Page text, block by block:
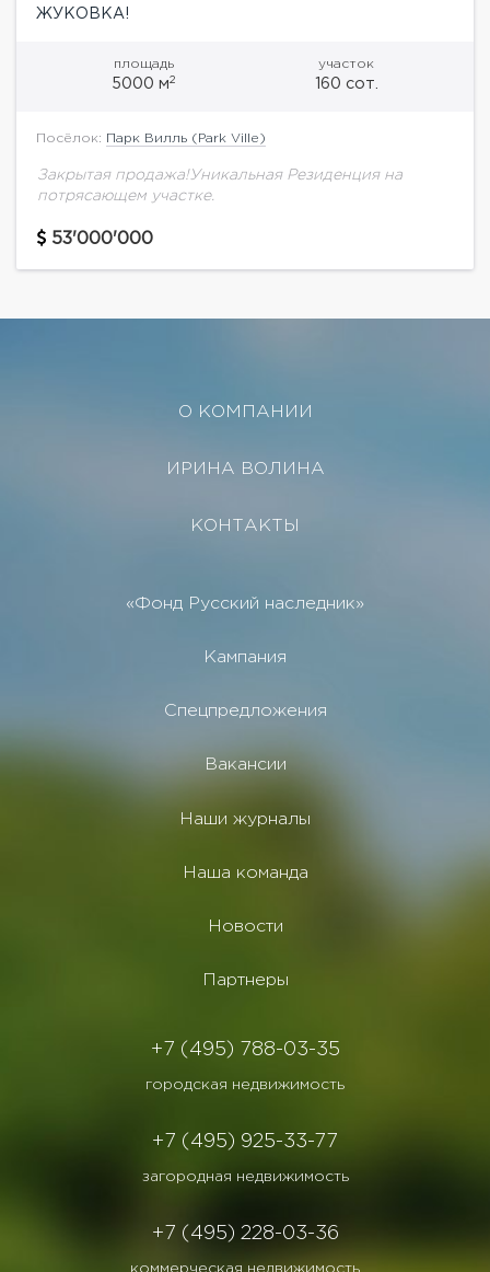
ЖУКОВКА!
площадь
5000 м2
участок
160 сот.
Посёлок: Парк Вилль (Park Ville)
Закрытая продажа!Уникальная Резиденция на
потрясающем участке.
53'000'000
О КОМПАНИИ
ИРИНА ВОЛИНА
КОНТАКТЫ
«Фонд Русский наследник»
Кампания
Спецпредложения
Вакансии
Наши журналы
Наша команда
Новости
Партнеры
+7 (495) 788-03-35
городская недвижимость
+7 (495) 925-33-77
загородная недвижимость
+7 (495) 228-03-36
коммерческая недвижимость